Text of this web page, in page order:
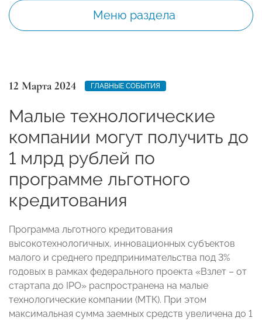
Меню раздела
12 Марта 2024 ГЛАВНЫЕ СОБЫТИЯ
Малые технологические
компании могут получить до
1 млрд рублей по
программе льготного
кредитования
Программа льготного кредитования
высокотехнологичных, инновационных субъектов
малого и среднего предпринимательства под 3%
годовых в рамках федерального проекта «Взлет – от
стартапа до IPO» распространена на малые
технологические компании (МТК). При этом
максимальная сумма заемных средств увеличена до 1